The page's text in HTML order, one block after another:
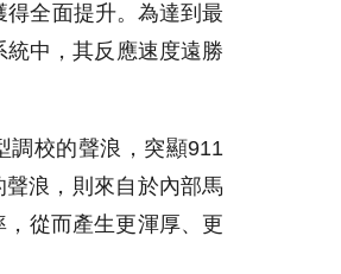
全面提升。為達到最
中，其反應速度遠勝
調校的聲浪，突顯911
浪，則來自於內部馬
從而產生更渾厚、更